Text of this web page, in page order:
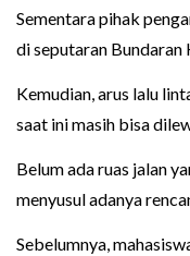
Sementara pihak
di seputaran Bundaran
Kemudian, arus lalu
saat ini masih bisa
Belum ada ruas jalan
menyusul adanya
Sebelumnya,